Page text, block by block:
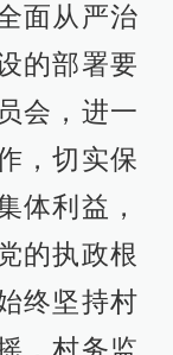
面从严治
的部署要
会，进一
，切实保
体利益，
的执政根
终坚持村